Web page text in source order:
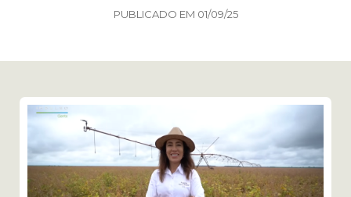
PUBLICADO EM 01/09/25